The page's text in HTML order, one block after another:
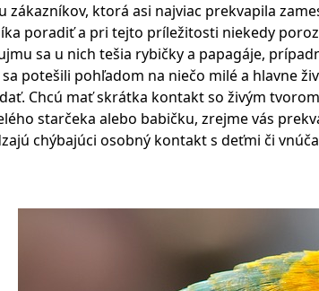
zákazníkov, ktorá asi najviac prekvapila
poradiť a pri tejto príležitosti niekedy
sa u nich tešia rybičky a papagáje,
potešili pohľadom na niečo milé a hlavne
Chcú mať skrátka kontakt so živým
starčeka alebo babičku, zrejme vás
chýbajúci osobný kontakt s deťmi či